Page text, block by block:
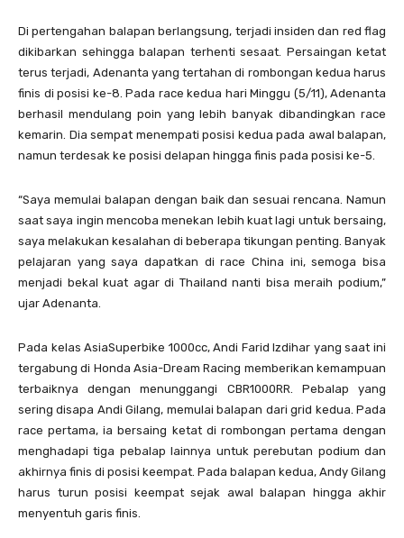
Di pertengahan balapan berlangsung, terjadi insiden dan red flag
dikibarkan sehingga balapan terhenti sesaat. Persaingan ketat
terus terjadi, Adenanta yang tertahan di rombongan kedua harus
finis di posisi ke-8. Pada race kedua hari Minggu (5/11), Adenanta
berhasil mendulang poin yang lebih banyak dibandingkan race
kemarin. Dia sempat menempati posisi kedua pada awal balapan,
namun terdesak ke posisi delapan hingga finis pada posisi ke-5.
“Saya memulai balapan dengan baik dan sesuai rencana. Namun
saat saya ingin mencoba menekan lebih kuat lagi untuk bersaing,
saya melakukan kesalahan di beberapa tikungan penting. Banyak
pelajaran yang saya dapatkan di race China ini, semoga bisa
menjadi bekal kuat agar di Thailand nanti bisa meraih podium,”
ujar Adenanta.
Pada kelas AsiaSuperbike 1000cc, Andi Farid Izdihar yang saat ini
tergabung di Honda Asia-Dream Racing memberikan kemampuan
terbaiknya dengan menunggangi CBR1000RR. Pebalap yang
sering disapa Andi Gilang, memulai balapan dari grid kedua. Pada
race pertama, ia bersaing ketat di rombongan pertama dengan
menghadapi tiga pebalap lainnya untuk perebutan podium dan
akhirnya finis di posisi keempat. Pada balapan kedua, Andy Gilang
harus turun posisi keempat sejak awal balapan hingga akhir
menyentuh garis finis.